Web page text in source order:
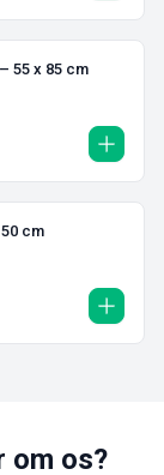
55 x 85 cm
cm
om os?